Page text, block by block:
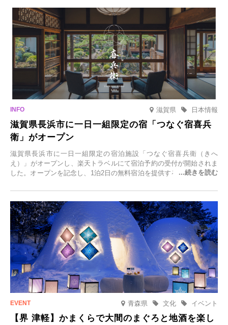
滋賀県 日本情報
滋賀県長浜市に一日一組限定の宿「つなぐ宿喜兵
衛」がオープン
滋賀県長浜市に一日一組限定の宿泊施設「つなぐ宿喜兵衛（きへ
え）」がオープンし、楽天トラベルにて宿泊予約の受付が開始されま
した。オープンを記念し、1泊2日の無料宿泊を提供するキャンペーン
一組限定の宿だからこそ叶う、大切な人との特別な時間を体験いただ
けます。
青森県 イベント
文化
【界 津軽】かまくらで大間のまぐろと地酒を楽し